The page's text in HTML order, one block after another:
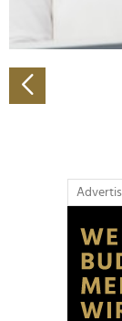
soziale
Partner
haben oder
gesammelt